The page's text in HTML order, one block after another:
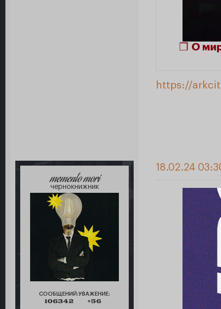
❒ О
https://
memento mori
чернокнижник
СООБЩЕНИЙ:
106342
УВАЖЕНИЕ:
+56
18.02.24